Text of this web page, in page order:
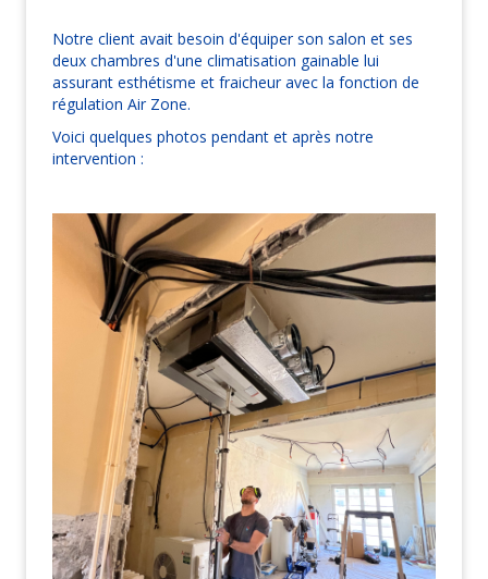
Notre client avait besoin d'équiper son salon et ses
deux chambres d'une climatisation gainable lui
assurant esthétisme et fraicheur avec la fonction de
régulation Air Zone.
Voici quelques photos pendant et après notre
intervention :